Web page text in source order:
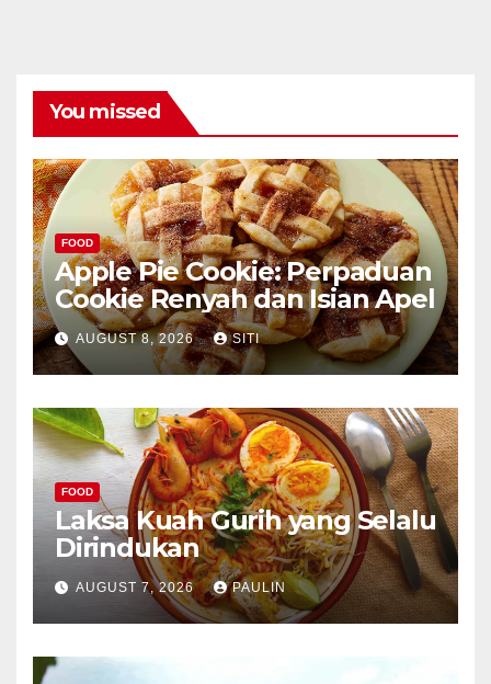
You missed
FOOD
Apple Pie Cookie: Perpaduan
Cookie Renyah dan Isian Apel
AUGUST 8, 2026 SITI
FOOD
Laksa Kuah Gurih yang Selalu
Dirindukan
AUGUST 7, 2026 PAULIN